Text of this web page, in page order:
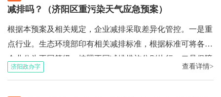
27.斯塔福、28.比特犬、29.英国斗牛犬、30.土佐犬、31.秋
田犬、32.狼青、33.川东猎犬、34.中国细犬、35.昆明狗、
36.中亚牧羊犬、37.加纳利、38.马犬、39.大白熊犬、40.阿
拉斯加雪橇犬、41.圣伯纳犬、42.大丹犬、43.英国古代牧羊
犬、44.英国寻血猎犬、45.雪达犬、46.伯恩山犬、47.大麦町
犬、48.含有上述血统的杂交犬。单位虽然不禁止饲养以上
减排吗？（济阳区重污染天气应急预案）
根据本预案及相关规定，企业减排采取差异化管控。一是重
点行业。生态环境部印有相关减排标准，根据标准可将各类
企业分为不同等级，按照不同减排措施分别执行。二是保障
类企业。有些企业承担保障居民正常生活和城市正常运转的
济阳政办字 查看详情>